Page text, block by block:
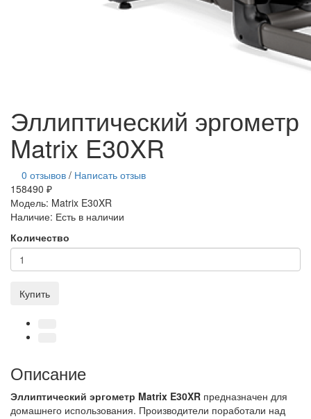
Эллиптический эргометр
Matrix E30XR
0 отзывов / Написать отзыв
158490 ₽
Модель: Matrix E30XR
Наличие: Есть в наличии
Количество
Купить
Описание
Эллиптический эргометр Matrix E30XR предназначен для
домашнего использования. Производители поработали над